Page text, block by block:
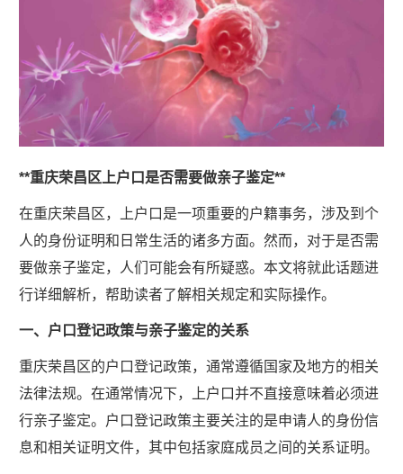
**重庆荣昌区上户口是否需要做亲子鉴定**
在重庆荣昌区，上户口是一项重要的户籍事务，涉及到个
人的身份证明和日常生活的诸多方面。然而，对于是否需
要做亲子鉴定，人们可能会有所疑惑。本文将就此话题进
行详细解析，帮助读者了解相关规定和实际操作。
一、户口登记政策与亲子鉴定的关系
重庆荣昌区的户口登记政策，通常遵循国家及地方的相关
法律法规。在通常情况下，上户口并不直接意味着必须进
行亲子鉴定。户口登记政策主要关注的是申请人的身份信
息和相关证明文件，其中包括家庭成员之间的关系证明。